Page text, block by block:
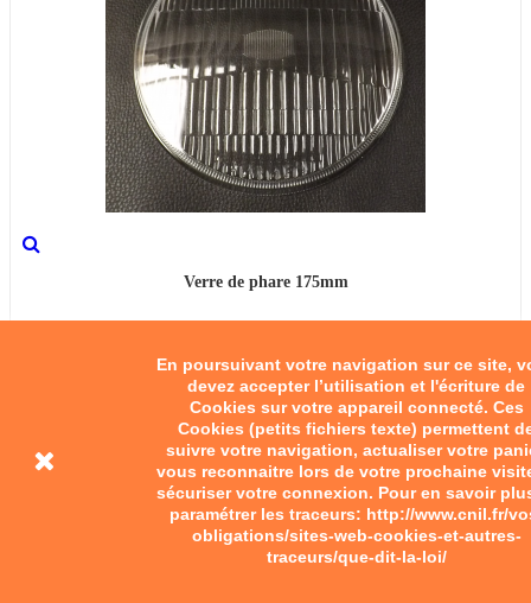
En poursuivant votre navigation sur ce site,
devez accepter l’utilisation et l'écriture de
Cookies sur votre appareil connecté. Ces
Cookies (petits fichiers texte) permettent
suivre votre navigation, actualiser votre
vous reconnaitre lors de votre prochaine
sécuriser votre connexion. Pour en savoir
paramétrer les traceurs: http://www.cnil.fr/
obligations/sites-web-cookies-et-autres-
traceurs/que-dit-la-loi/
Verre de phare 175mm
Add to cart